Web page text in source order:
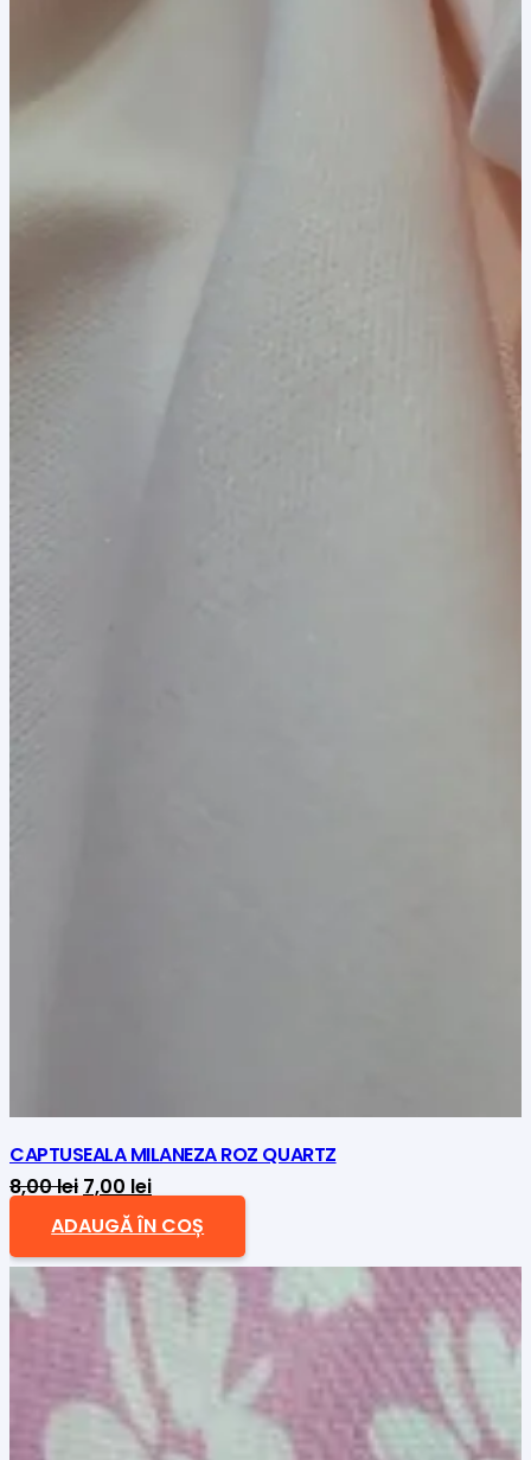
CAPTUSEALA MILANEZA ROZ QUARTZ
8,00lei Prețul
inițial
a
fost:
8,00 lei.
7,00 leiPrețul
curent
este:
7,00 lei.
ADAUGĂ ÎN COȘ